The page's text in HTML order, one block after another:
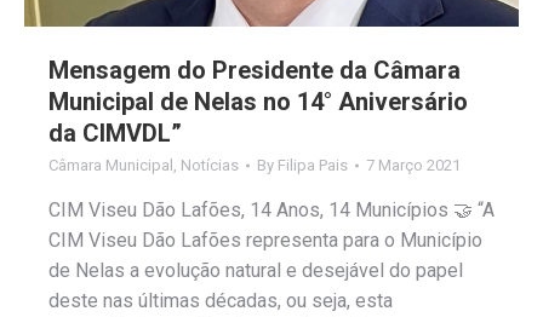
Mensagem do Presidente da Câmara
Municipal de Nelas no 14° Aniversário
da CIMVDL”
Câmara Municipal Notícias By Filipa Pais 7 Março 2021
CIM Viseu Dão Lafões, 14 Anos, 14 Municípios 🤝 “A
CIM Viseu Dão Lafões representa para o Município
de Nelas a evolução natural e desejável do papel
deste nas últimas décadas, ou seja, esta